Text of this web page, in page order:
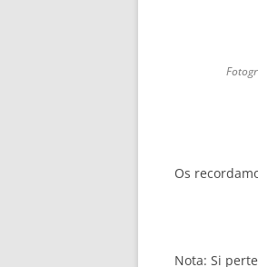
Os
Nota: Si